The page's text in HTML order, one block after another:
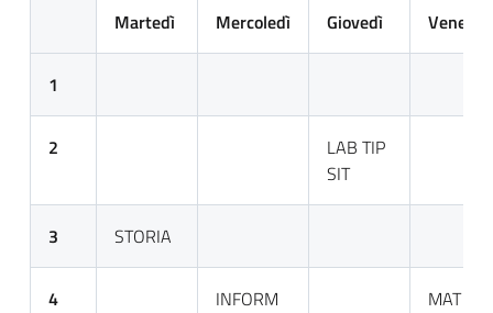
Martedì Mercoledì Giovedì Venerdì
1
2
LAB TIP
SIT
3 STORIA
4 INFORM MAT